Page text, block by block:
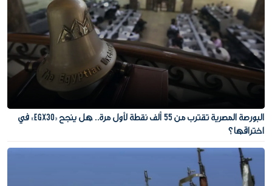
البورصة المصرية تقترب من 55 ألف نقطة لأول مرة.. هل ينجح «EGX30» في
اختراقها؟